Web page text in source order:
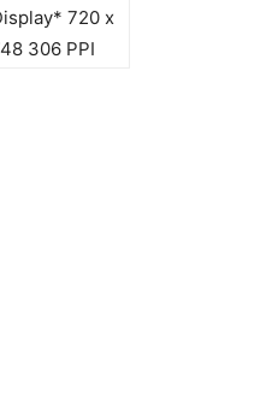
720 x
306 PPI